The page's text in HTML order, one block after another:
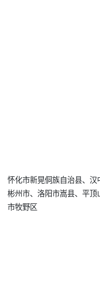
怀化市新晃侗族自治县、
彬州市、洛阳市嵩县、平
市牧野区